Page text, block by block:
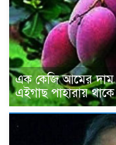
এক কেজি আমের দাম
এইগাছ পাহারায় থাকে